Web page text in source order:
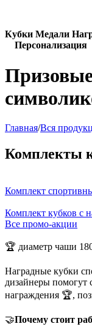
Кубки Медали
Персонализация
Главная/Вся
Комплекты
Комплект
Комплект кубков с
Все промо-акции
🏆 диаметр чаши
Наградные кубки
дизайнеры помогут
награждения 🏆,
🤝Почему стоит